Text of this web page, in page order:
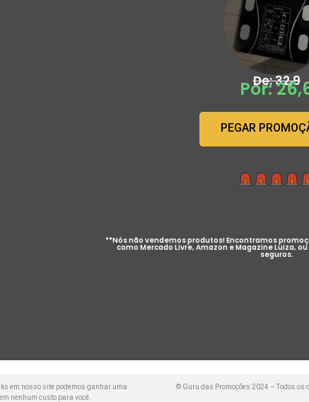
De: 32,9
Por:
PEGAR
**Nós não vendemos produtos! Encontramos
como Mercado Livre, Amazon e Magazine Luiza,
seguros.
em nosso site podemos ganhar uma
nenhum custo para você.
© Guru das Promoções 2024 – Todos os